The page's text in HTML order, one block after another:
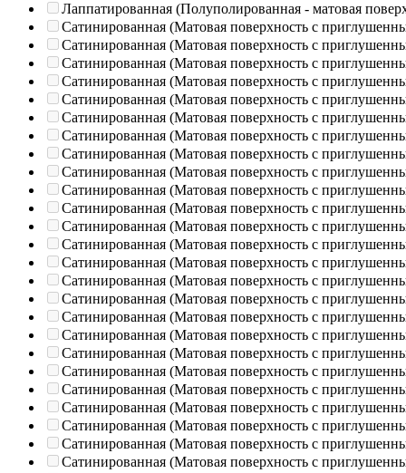
Лаппатированная (Полуполированная - матовая
Сатинированная (Матовая поверхность с
Сатинированная (Матовая поверхность с
Сатинированная (Матовая поверхность с
Сатинированная (Матовая поверхность с
Сатинированная (Матовая поверхность с
Сатинированная (Матовая поверхность с
Сатинированная (Матовая поверхность с
Сатинированная (Матовая поверхность с
Сатинированная (Матовая поверхность с
Сатинированная (Матовая поверхность с
Сатинированная (Матовая поверхность с
Сатинированная (Матовая поверхность с
Сатинированная (Матовая поверхность с
Сатинированная (Матовая поверхность с
Сатинированная (Матовая поверхность с
Сатинированная (Матовая поверхность с
Сатинированная (Матовая поверхность с
Сатинированная (Матовая поверхность с
Сатинированная (Матовая поверхность с
Сатинированная (Матовая поверхность с
Сатинированная (Матовая поверхность с
Сатинированная (Матовая поверхность с
Сатинированная (Матовая поверхность с
Сатинированная (Матовая поверхность с
Сатинированная (Матовая поверхность с